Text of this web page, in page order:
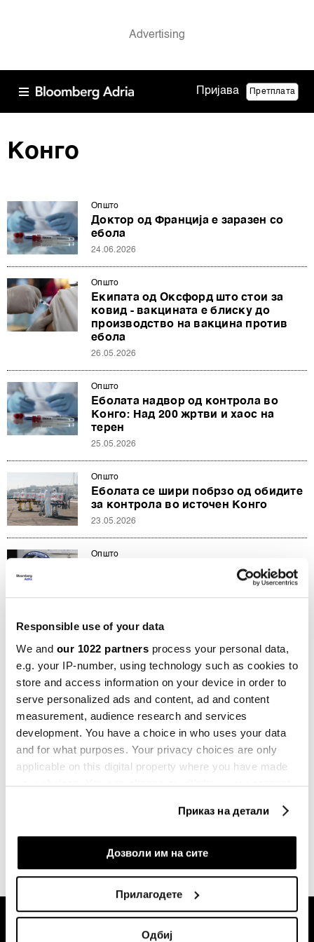
Responsible use of your data
We and our 1022 partners process your personal data,
e.g. your IP-number, using technology such as cookies to
store and access information on your device in order to
serve personalized ads and content, ad and content
measurement, audience research and services
development. You have a choice in who uses your data
and for what purposes. Your privacy choices are only
applicable on this digital property where you have made
your choices. You can change or withdraw your consent
If you allow, we would also like to:
Collect information about your geographical
Identify your device by actively scanning it for
specific characteristics (fingerprinting)
Приказ на детали
Дозволи им на сите
Прилагодете
Одбиј
Пријава Претплата
Конго
Општо
Доктор од Франција е заразен со
ебола
24.06.2026
Општо
Екипата од Оксфорд што стои за
ковид - вакцината е блиску до
производство на вакцина против
ебола
26.05.2026
Општо
Еболата надвор од контрола во
Конго: Над 200 жртви и хаос на
терен
25.05.2026
Општо
Еболата се шири побрзо од обидите
за контрола во источен Конго
23.05.2026
Општо
СЗО прогласи глобална вонредна
состојба поради еболата во Конго
18.05.2026
Општо
Што е ебола вирусот и како Африка
ќе се справи со новата епидемија?
Крвавата војна заменета со
фудбалски дресови: Руанда и Конго
во бизнис-пресметка
10.08.2025
Што имаат заедничко Руанда и